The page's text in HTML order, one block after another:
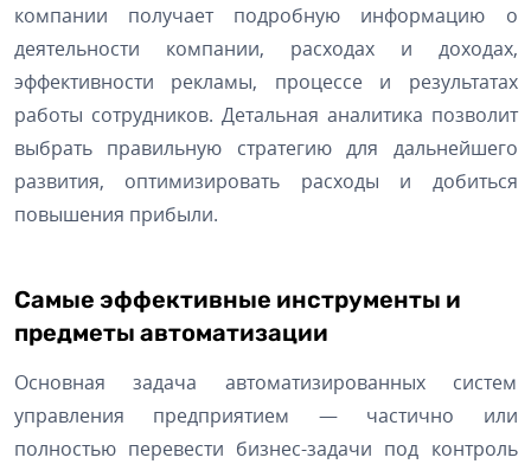
компании получает подробную информацию о
деятельности компании, расходах и доходах,
эффективности рекламы, процессе и результатах
работы сотрудников. Детальная аналитика позволит
выбрать правильную стратегию для дальнейшего
развития, оптимизировать расходы и добиться
повышения прибыли.
Самые эффективные инструменты и
предметы автоматизации
Основная задача автоматизированных систем
управления предприятием — частично или
полностью перевести бизнес-задачи под контроль